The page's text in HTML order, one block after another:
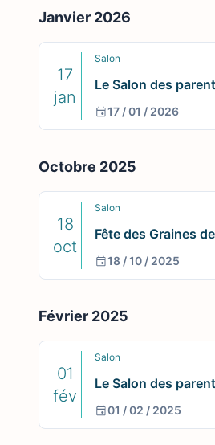
Janvier 2026
17
jan
Salon
Le Salon des
17 / 01 / 2026
Octobre 2025
18
oct
Salon
Fête des Graines
18 / 10 / 2025
Février 2025
01
fév
Salon
Le Salon des
01 / 02 / 2025